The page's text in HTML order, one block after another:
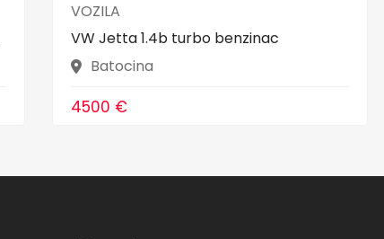
VOZILA
VW Jetta 1.4b turbo benzinac
Batocina
4500 €